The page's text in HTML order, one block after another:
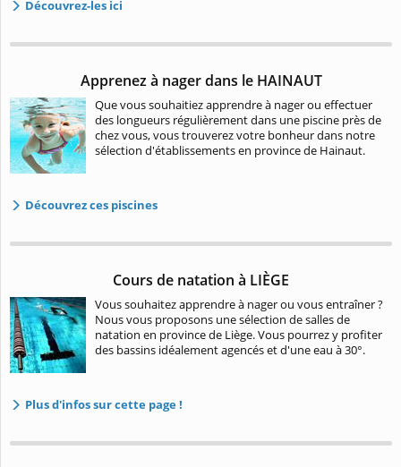
Découvrez-les ici
Apprenez à nager dans le HAINAUT
Que vous souhaitiez apprendre à nager ou effectuer
des longueurs régulièrement dans une piscine près de
chez vous, vous trouverez votre bonheur dans notre
sélection d'établissements en province de Hainaut.
Découvrez ces piscines
Cours de natation à LIÈGE
Vous souhaitez apprendre à nager ou vous entraîner ?
Nous vous proposons une sélection de salles de
natation en province de Liège. Vous pourrez y profiter
des bassins idéalement agencés et d'une eau à 30°.
Plus d'infos sur cette page !